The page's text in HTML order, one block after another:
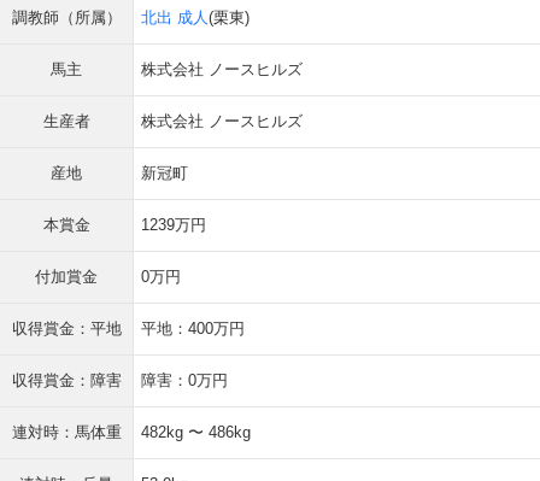
調教師（所属） 北出 成人(栗東)
馬主 株式会社 ノースヒルズ
生産者 株式会社 ノースヒルズ
産地 新冠町
本賞金 1239万円
付加賞金 0万円
収得賞金：平地 平地：400万円
収得賞金：障害 障害：0万円
連対時：馬体重 482kg 〜 486kg